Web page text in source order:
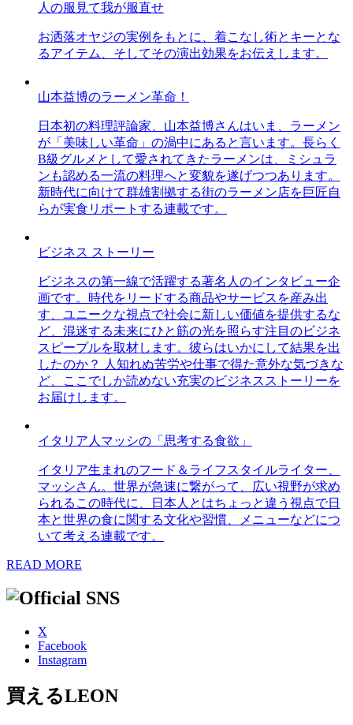
人の服見て我が服直せ
お洒落オヤジの実例をもとに、着こなし術とキーとな
るアイテム、そしてその演出効果をお伝えします。
山本益博のラーメン革命！
日本初の料理評論家、山本益博さんはいま、ラーメン
が「美味しい革命」の渦中にあると言います。長らく
B級グルメとして愛されてきたラーメンは、ミシュラ
ンも認める一流の料理へと変貌を遂げつつあります。
新時代に向けて群雄割拠する街のラーメン店を巨匠自
らが実食リポートする連載です。
ビジネス ストーリー
ビジネスの第一線で活躍する著名人のインタビュー企
画です。時代をリードする商品やサービスを産み出
す、ユニークな視点で社会に新しい価値を提供するな
ど、混迷する未来にひと筋の光を照らす注目のビジネ
スピープルを取材します。彼らはいかにして結果を出
したのか？ 人知れぬ苦労や仕事で得た意外な気づきな
ど、ここでしか読めない充実のビジネスストーリーを
お届けします。
イタリア人マッシの「思考する食欲」
イタリア生まれのフード＆ライフスタイルライター、
マッシさん。世界が急速に繋がって、広い視野が求め
られるこの時代に、日本人とはちょっと違う視点で日
本と世界の食に関する文化や習慣、メニューなどにつ
いて考える連載です。
READ MORE
X
Facebook
Instagram
買えるLEON